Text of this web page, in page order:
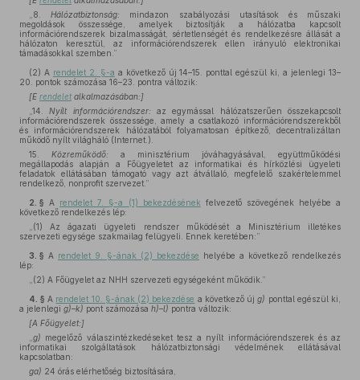
„8.Hálózatbiztonság: mindazon szabályozási utasítások és műszaki
megoldások összessége, amelyek biztosítják a hálózatba kapcsolt
információrendszerek bizalmasságát, sértetlenségét és rendelkezésre állását a
hálózaton keresztül, az információrendszerek ellen irányuló elektronikai
támadásokkal szemben.”
(2) A rendelet 2. §-a a következő új 14–15. ponttal egészül ki, a jelenlegi 13–
20. pontok számozása 16–23. pontra változik:
[E rendeletalkalmazásában:]
„14.Nyílt információrendszer: az egymással hálózatszerűen összekapcsolt
információrendszerek összessége, amely a csatlakozó információrendszerekből
és információrendszerek hálózatából folyamatosan építkező, decentralizáltan
működő nyílt világháló (Internet.).
15. Közreműködő: a minisztérium jóváhagyásával, együttműködési
megállapodás alapján a Főügyeletet az informatikai és hírközlési ügyeleti
feladatok ellátásában támogató vagy azt átvállaló, megfelelő szakértelemmel
rendelkező, nonprofit szervezet.”
2. § A rendelet 7. §-a (1) bekezdésének felvezető szövegének helyébe a
következő rendelkezés lép:
„(1) Az ágazati ügyeleti rendszer működését a Minisztérium illetékes
szervezeti egysége szakmailag felügyeli. Ennek keretében:”
3. § A rendelet 9. §-ának (2) bekezdése helyébe a következő rendelkezés
lép:
„(2) A Főügyelet az NHH szervezeti egységeként működik.”
4. § A rendelet 10. §-ának (2) bekezdése a következő újg) ponttal egészül ki,
a jelenlegi g)–k) pont számozása h)–l) pontra változik:
[A Főügyelet:]
g) megelőző válaszintézkedéseket tesz a nyílt információrendszerek és az
informatikai szolgáltatások hálózatbiztonsági védelmének ellátásával
kapcsolatban:
ga) 24 órás elérhetőség biztosítására,